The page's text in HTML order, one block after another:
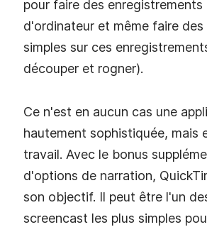
pour faire des
d'ordinateur et même faire
simples sur ces
découper et rogner).
Ce n'est en aucun cas une
hautement sophistiquée, mais
travail. Avec le bonus
d'options de narration,
son objectif. Il peut être l'un
screencast les plus simples